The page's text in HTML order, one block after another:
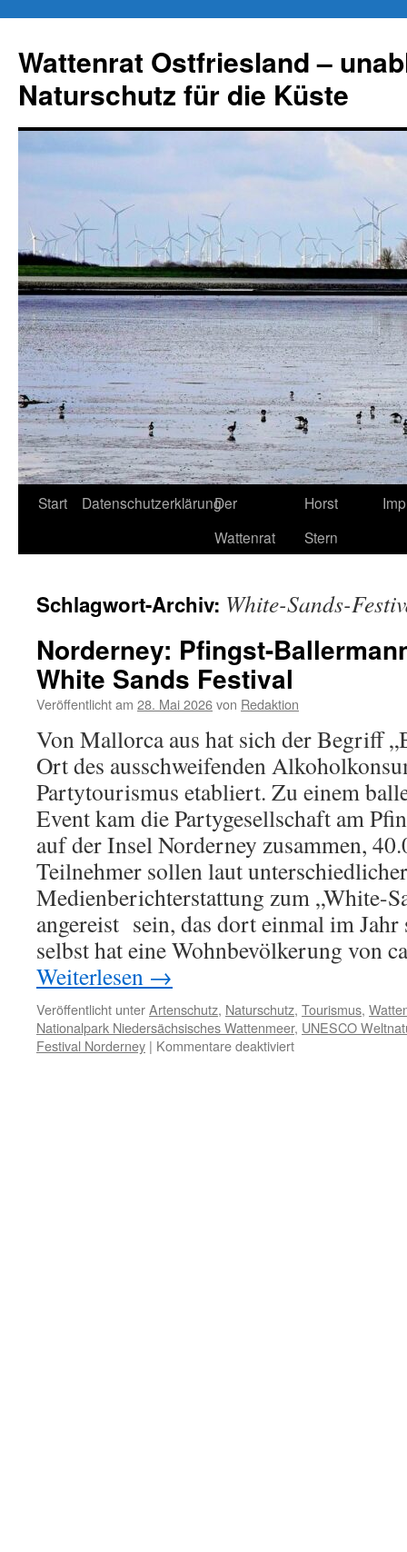
springen
Wattenrat Ostfriesland –
Naturschutz für die Küste
Start DatenschutzerklärungDer
Wattenrat
Horst
Stern
Schlagwort-Archiv: White-Sands-
Norderney: Pfingst-
White Sands Festival
Veröffentlicht am 28. Mai 2026von Redaktion
Von Mallorca aus hat sich der Begriff
Ort des ausschweifenden
Partytourismus etabliert. Zu einem
Event kam die Partygesellschaft am
auf der Insel Norderney zusammen,
Teilnehmer sollen laut unterschiedlicher
Medienberichterstattung zum „White-
angereist sein, das dort einmal im
selbst hat eine Wohnbevölkerung von
Weiterlesen →
Veröffentlicht unterArtenschutz, Naturschutz, Tourismus,
Nationalpark Niedersächsisches Wattenmeer, UNESCO
Festival Norderney | Kommentare deaktiviertfür